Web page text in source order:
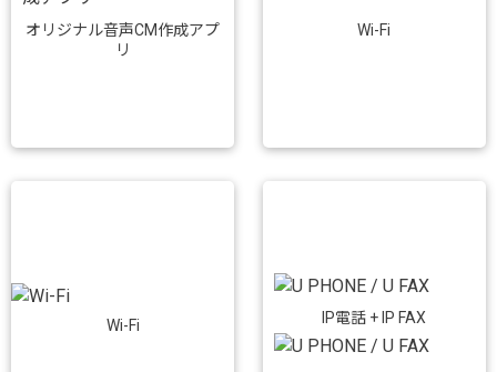
オリジナル音声CM作成アプ
リ
Wi-Fi
Wi-Fi IP電話 + IP FAX